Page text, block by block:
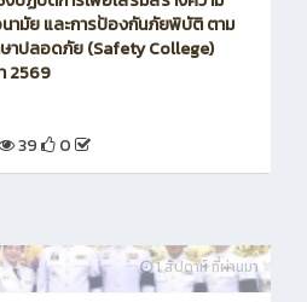
งปฏิบัติการเพื่อเสริมสร้างความ
มัย และการป้องกันภัยพิบัติ ตาม
าปลอดภัย (Safety College)
39 0